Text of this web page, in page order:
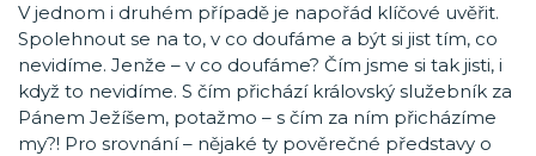
V jednom i druhém případě je napořád klíčové uvěřit.
Spolehnout se na to, v co doufáme a být si jist tím, co
nevidíme. Jenže – v co doufáme? Čím jsme si tak jisti, i
když to nevidíme. S čím přichází královský služebník za
Pánem Ježíšem, potažmo – s čím za ním přicházíme
my?! Pro srovnání – nějaké ty pověrečné představy o